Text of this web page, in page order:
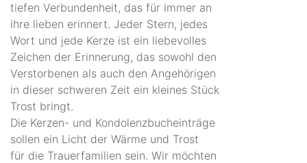
tiefen Verbundenheit, das für immer an
ihre lieben erinnert. Jeder Stern, jedes
Wort und jede Kerze ist ein liebevolles
Zeichen der Erinnerung, das sowohl den
Verstorbenen als auch den Angehörigen
in dieser schweren Zeit ein kleines Stück
Trost bringt.
Die Kerzen- und Kondolenzbucheinträge
sollen ein Licht der Wärme und Trost
für die Trauerfamilien sein. Wir möchten